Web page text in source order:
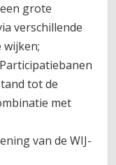
grote
verschillende
tot de
met
van de WIJ-